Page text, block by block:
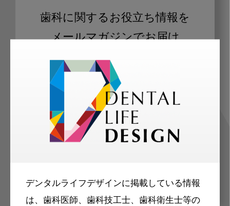
デンタルライフデザインに掲載している情報
は、歯科医師、歯科技工士、歯科衛生士等の
歯科に関するお役立ち情報を
メールマガジンでお届け
ご登録いただいた職種（歯科医師、歯
科衛生士、歯科技工士）に合わせた内
容のメールマガジンをお届けします。